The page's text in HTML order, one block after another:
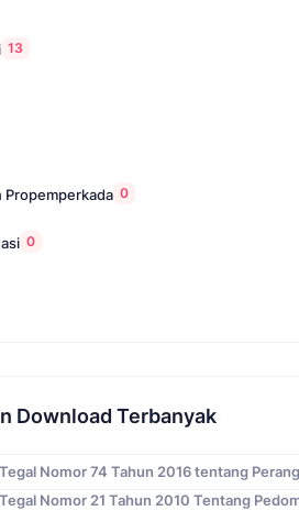
13
Propemperkada 0
0
Download Terbanyak
Nomor 74 Tahun 2016 tentang
Nomor 21 Tahun 2010 Tentang